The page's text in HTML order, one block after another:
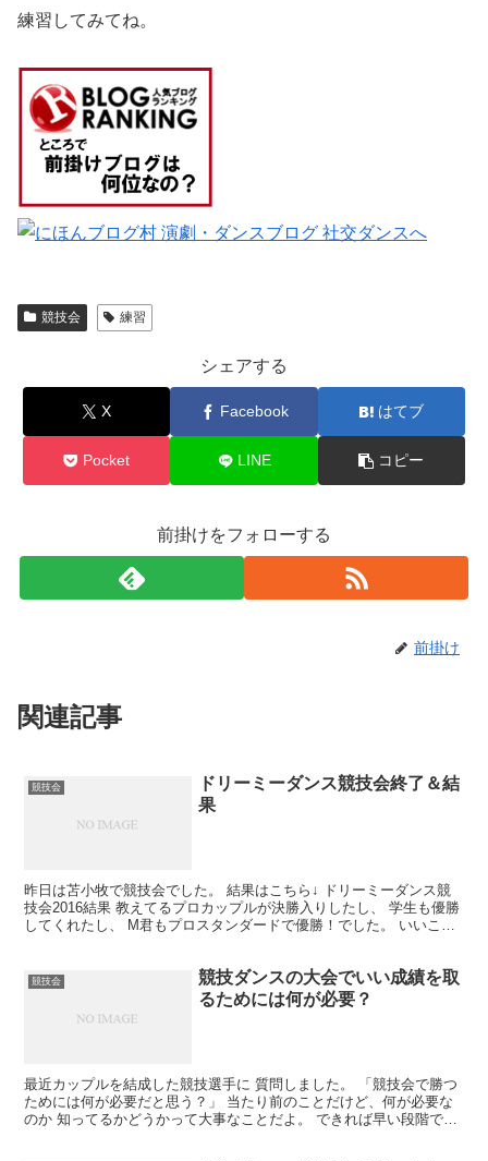
練習してみてね。
競技会 練習
シェアする
X Facebook はてブ
Pocket LINE コピー
前掛けをフォローする
前掛け
関連記事
競技会
ドリーミーダンス競技会終了＆結
果
昨日は苫小牧で競技会でした。 結果はこちら↓ ドリーミーダンス競
技会2016結果 教えてるプロカップルが決勝入りしたし、 学生も優勝
してくれたし、 M君もプロスタンダードで優勝！でした。 いいこと
競技会
競技ダンスの大会でいい成績を取
るためには何が必要？
最近カップルを結成した競技選手に 質問しました。 「競技会で勝つ
ためには何が必要だと思う？」 当たり前のことだけど、何が必要な
のか 知ってるかどうかって大事なことだよ。 できれば早い段階で知